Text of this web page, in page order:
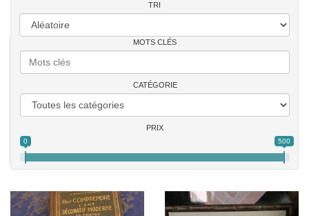
TRI
MOTS CLÉS
CATÉGORIE
PRIX
0 500